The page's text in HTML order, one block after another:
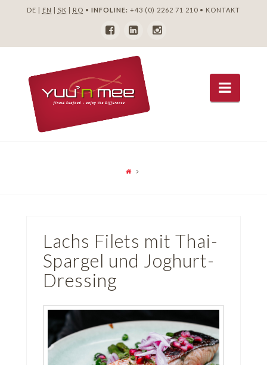
DE | EN | SK | RO • INFOLINE: +43 (0) 2262 71 210• KONTAKT
Lachs Filets mit Thai-
Spargel und Joghurt-
Dressing